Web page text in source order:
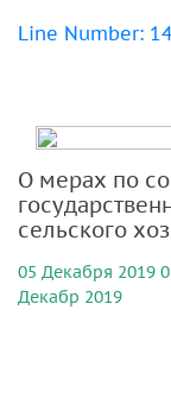
О мерах по
сельского
05 Декабря 2019
Декабр 2019
Line Number: